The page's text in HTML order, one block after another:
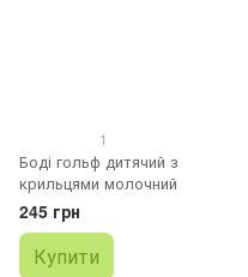
1
Боді гольф дитячий з
крильцями молочний
245 грн
Купити